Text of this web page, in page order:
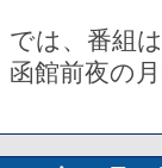
では、番組
函館前夜の